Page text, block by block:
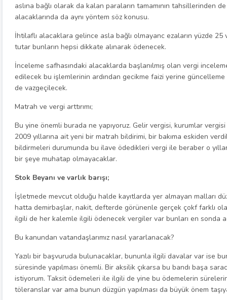
aslına bağlı olarak da kalan paraların tamamının tahsillerinden
alacaklarında da aynı yöntem söz konusu.
İhtilaflı alacaklara gelince asla bağlı olmayanc ezaların yüzde 25
tutar bunların hepsi dikkate alınarak ödenecek.
İnceleme safhasındaki alacaklarda başlanılmış olan vergi
edilecek bu işlemlerinin ardından gecikme faizi yerine
de vazgeçilecek.
Matrah ve vergi arttırımı;
Bu yine önemli burada ne yapıyoruz. Gelir vergisi, kurumlar
2009 yıllarına ait yeni bir matrah bildirimi, bir bakıma eskiden
bildirmeleri durumunda bu ilave ödedikleri vergi ile beraber o
bir şeye muhatap olmayacaklar.
Stok Beyanı ve varlık barışı;
İşletmede mevcut olduğu halde kayıtlarda yer almayan malları
hatta demirbaşlar, nakit, defterde görünenle gerçek çokf farklı
ilgili de her kalemle ilgili ödenecek vergiler var bunları en sonda
Bu kanundan vatandaşlarımız nasıl yararlanacak?
Yazılı bir başvuruda bulunacaklar, bununla ilgili davalar var ise
süresinde yapılması önemli. Bir aksilik çıkarsa bu bandı başa
istiyorum. Taksit ödemeleri ile ilgili de yine bu ödemelerin
töleranslar var ama bunun düzgün yapılması da büyük önem